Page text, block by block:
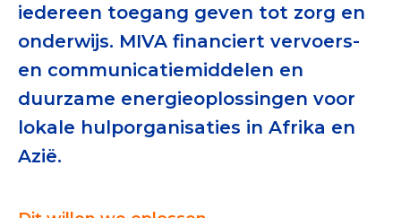
Download de Geef Gerust Checklist
Tips bij doneren: zo geef je veilig
Data & Onderzoek
Betrouwbare data over goede doelen
iedereen toegang geven tot zorg en
onderwijs. MIVA financiert vervoers-
en communicatiemiddelen en
duurzame energieoplossingen voor
lokale hulporganisaties in Afrika en
Azië.